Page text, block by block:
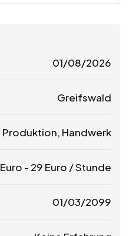
01/08/2026
Greifswald
Produktion, Handwerk
Euro - 29 Euro / Stunde
01/03/2099